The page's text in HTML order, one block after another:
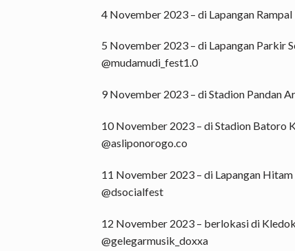
4 November 2023 – di Lapangan
5 November 2023 – di Lapangan Parkir
@mudamudi_fest1.0
9 November 2023 – di Stadion Pandan
10 November 2023 – di Stadion Batoro
@asliponorogo.co
11 November 2023 – di Lapangan
@dsocialfest
12 November 2023 – berlokasi di
@gelegarmusik_doxxa